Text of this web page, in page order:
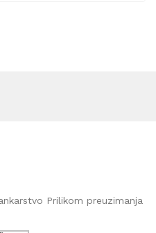
Prilikom preuzimanja